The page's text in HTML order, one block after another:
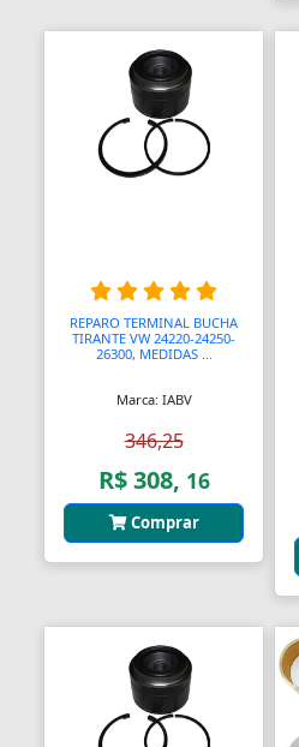
Bases para Cadeiras
Batedeiras
Batedores
Bicos Unidades Injetoras
Bicos de Mamadeira
Bielas
Bielas
Bieletas
Biscoitinhos de Bebês
Bloco Completo
Blocos de Concreto
REPARO TERMINAL BUCHA
TIRANTE VW 24220-24250-
26300, MEDIDAS ...
Marca: IABV
346,25
R$ 308, 16
Comprar